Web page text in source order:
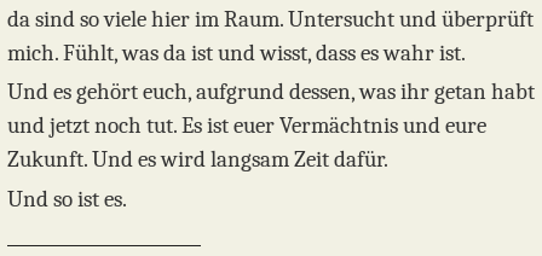
da sind so viele hier im Raum. Untersucht und überprüft
mich. Fühlt, was da ist und wisst, dass es wahr ist.
Und es gehört euch, aufgrund dessen, was ihr getan habt
und jetzt noch tut. Es ist euer Vermächtnis und eure
Zukunft. Und es wird langsam Zeit dafür.
Und so ist es.